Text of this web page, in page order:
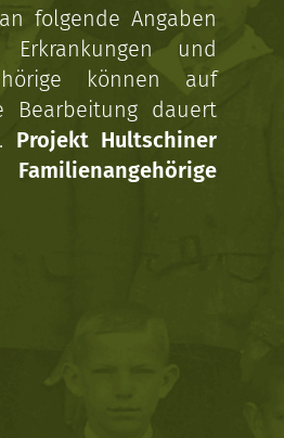
folgende Angaben
und
können auf
Bearbeitung dauert
Projekt Hultschiner